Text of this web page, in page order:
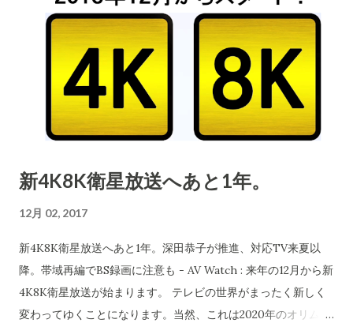
た。しかし、その後この動きに急ブレーキを掛けるようになり
ました。 経緯については、こちらを参照ください。 マスコミや
政党がこの摂取を止める方向に世論を作っていきました。なん
ともわけの分からない愚行が日本では浸透しいまも続いていま
す。どのような巨大な力がこのような状況を作り出したのか...
不明ですが、本当に恐ろし事象が起こっています。 今回、ジョ
ン・マドックス賞という権威ある賞が日本人の勇気ある女性に
のみです。後の新聞社は「沈黙」です。無視ですね。 この問題
03 01:26:34 Cornell Alliance for Science「反ワクチン活動家
に立ち向かった日本の医師が国際的な賞を受賞」
allianceforscience.cornell.edu/blog/japanese-… 村中璃子先
生がジョン・マドックス賞を受賞した件。断片的に聞いていた
新4K8K衛星放送へあと1年。
12月 02, 2017
新4K8K衛星放送へあと1年。深田恭子が推進、対応TV来夏以
降。帯域再編でBS録画に注意も - AV Watch : 来年の12月から新
4K8K衛星放送が始まります。 テレビの世界がまったく新しく
変わってゆくことになります。当然、これは2020年のオリムピ